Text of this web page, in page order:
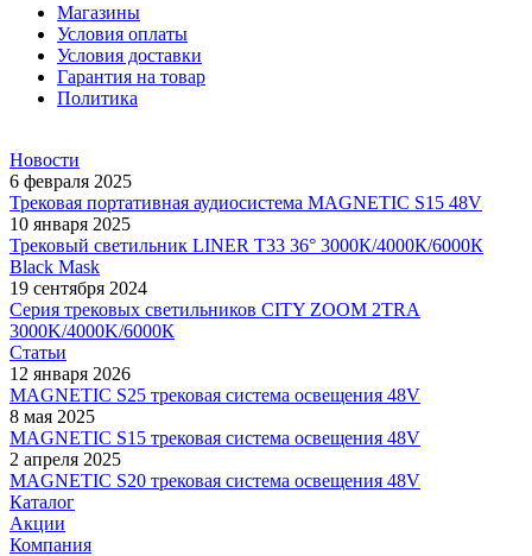
Магазины
Условия оплаты
Условия доставки
Гарантия на товар
Политика
Новости
6 февраля 2025
Трековая портативная аудиосистема MAGNETIC S15 48V
10 января 2025
Трековый светильник LINER T33 36° 3000К/4000К/6000К
Black Mask
19 сентября 2024
Серия трековых светильников CITY ZOOM 2TRA
3000K/4000K/6000К
Статьи
12 января 2026
MAGNETIC S25 трековая система освещения 48V
8 мая 2025
MAGNETIC S15 трековая система освещения 48V
2 апреля 2025
MAGNETIC S20 трековая система освещения 48V
Каталог
Акции
Компания